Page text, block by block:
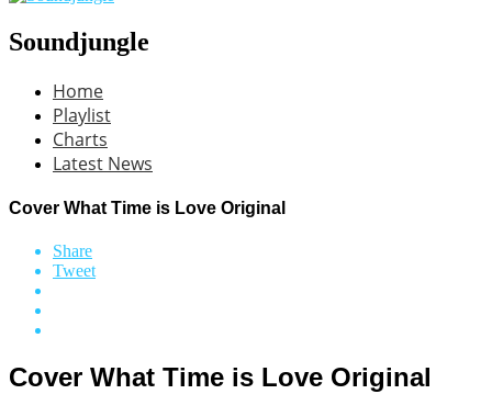
Soundjungle
Home
Playlist
Charts
Latest News
Cover What Time is Love Original
Share
Tweet
Cover What Time is Love Original